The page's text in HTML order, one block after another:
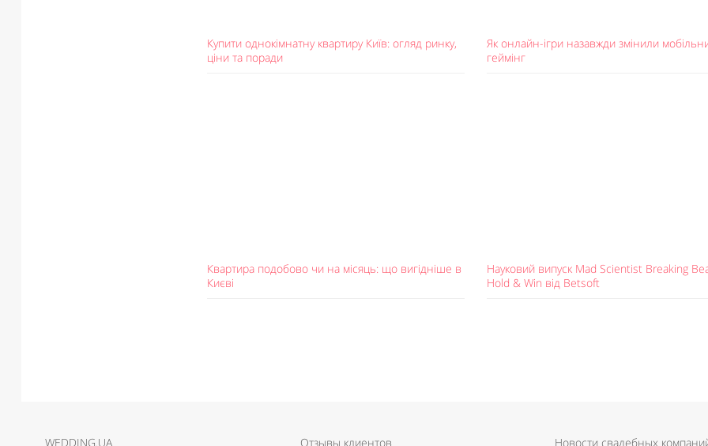
Купити однокімнатну квартиру Київ: огляд ринку,
ціни та поради
Як онлайн-ігри назавжди змінили
геймінг
Квартира подобово чи на місяць: що вигідніше в
Києві
Науковий випуск Mad Scientist Breaking
Hold & Win від Betsoft
WEDDING.UA Отзывы клиентов Новости свадебных